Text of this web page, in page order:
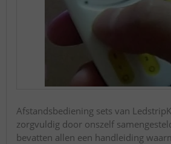
Afstandsbediening sets van
zorgvuldig door onszelf
bevatten allen een handleiding